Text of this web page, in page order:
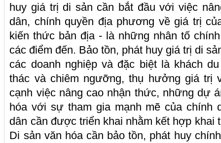
huy giá trị di sản cần bắt đầu với việc
dân, chính quyền địa phương về giá trị
kiến thức bản địa - là những nhân tố
các điểm đến. Bảo tồn, phát huy giá trị di
các doanh nghiệp và đặc biệt là khách
thác và chiêm ngưỡng, thụ hưởng giá trị
cạnh việc nâng cao nhận thức, những dự
hóa với sự tham gia mạnh mẽ của chính
dân cần được triển khai nhằm kết hợp khai
Di sản văn hóa cần bảo tồn, phát huy